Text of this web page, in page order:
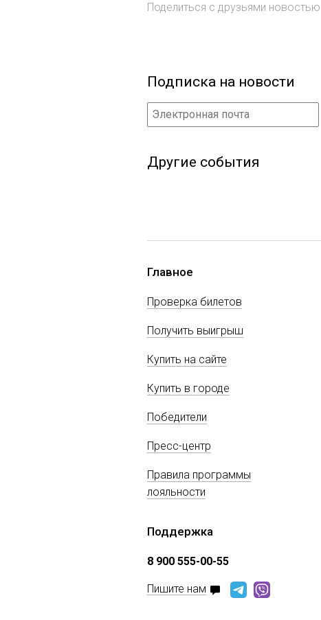
Поделиться с друзьями новостью
Подписка на новости
Другие события
Главное
Проверка билетов
Получить выигрыш
Купить на сайте
Купить в городе
Победители
Пресс-центр
Правила программы
лояльности
Поддержка
8 900 555-00-55
Пишите нам